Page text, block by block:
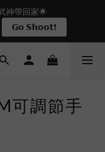
1000即享免運
神帶回家🌟
𝗚𝗼 𝗦𝗵𝗼𝗼𝘁❗
👆馬上送50元
1000即享免運
可調節手